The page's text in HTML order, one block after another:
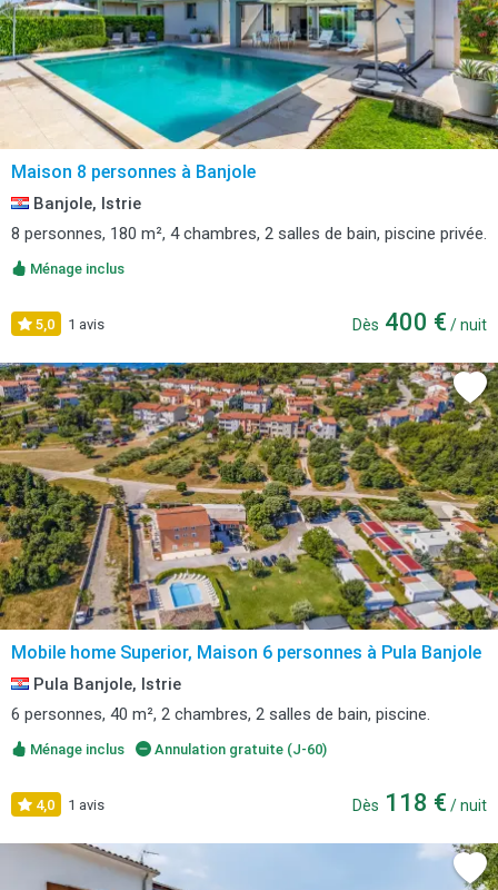
Maison 8 personnes à Banjole
Banjole, Istrie
8 personnes, 180 m², 4 chambres, 2 salles de bain, piscine privée.
Ménage inclus
5,0 1 avis Dès 400 € / nuit
Mobile home Superior, Maison 6 personnes à Pula Banjole
Pula Banjole, Istrie
6 personnes, 40 m², 2 chambres, 2 salles de bain, piscine.
Ménage inclus Annulation gratuite (J-60)
4,0 1 avis Dès 118 € / nuit